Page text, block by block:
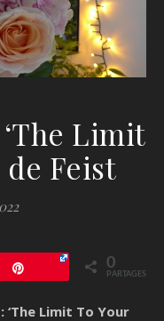
Limit
de Feist
0
PARTAGES
‘The Limit To Your